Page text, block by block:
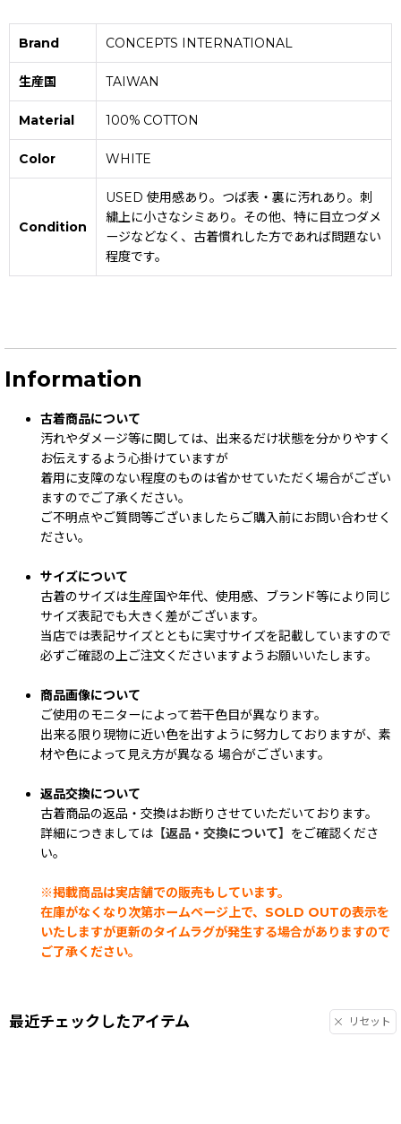
Brand CONCEPTS INTERNATIONAL
生産国 TAIWAN
Material 100% COTTON
Color WHITE
Condition
USED 使用感あり。つば表・裏に汚れあり。刺
繍上に小さなシミあり。その他、特に目立つダメ
ージなどなく、古着慣れした方であれば問題ない
程度です。
Information
古着商品について
汚れやダメージ等に関しては、出来るだけ状態を分かりやすく
お伝えするよう心掛けていますが
着用に支障のない程度のものは省かせていただく場合がござい
ますのでご了承ください。
ご不明点やご質問等ございましたらご購入前にお問い合わせく
ださい。
サイズについて
古着のサイズは生産国や年代、使用感、ブランド等により同じ
サイズ表記でも大きく差がございます。
当店では表記サイズとともに実寸サイズを記載していますので
必ずご確認の上ご注文くださいますようお願いいたします。
商品画像について
ご使用のモニターによって若干色目が異なります。
出来る限り現物に近い色を出すように努力しておりますが、素
材や色によって見え方が異なる 場合がございます。
返品交換について
古着商品の返品・交換はお断りさせていただいております。
詳細につきましては 【返品・交換について】 をご確認くださ
い。
※掲載商品は実店舗での販売もしています。
在庫がなくなり次第ホームページ上で、SOLD OUTの表示を
いたしますが更新のタイムラグが発生する場合がありますので
ご了承ください。
最近チェックしたアイテム リセット